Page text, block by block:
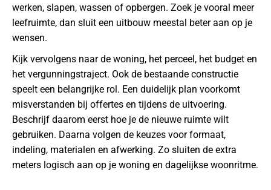
werken, slapen, wassen of opbergen. Zoek je vooral meer
leefruimte, dan sluit een uitbouw meestal beter aan op je
wensen.
Kijk vervolgens naar de woning, het perceel, het budget en
het vergunningstraject. Ook de bestaande constructie
speelt een belangrijke rol. Een duidelijk plan voorkomt
misverstanden bij offertes en tijdens de uitvoering.
Beschrijf daarom eerst hoe je de nieuwe ruimte wilt
gebruiken. Daarna volgen de keuzes voor formaat,
indeling, materialen en afwerking. Zo sluiten de extra
meters logisch aan op je woning en dagelijkse woonritme.